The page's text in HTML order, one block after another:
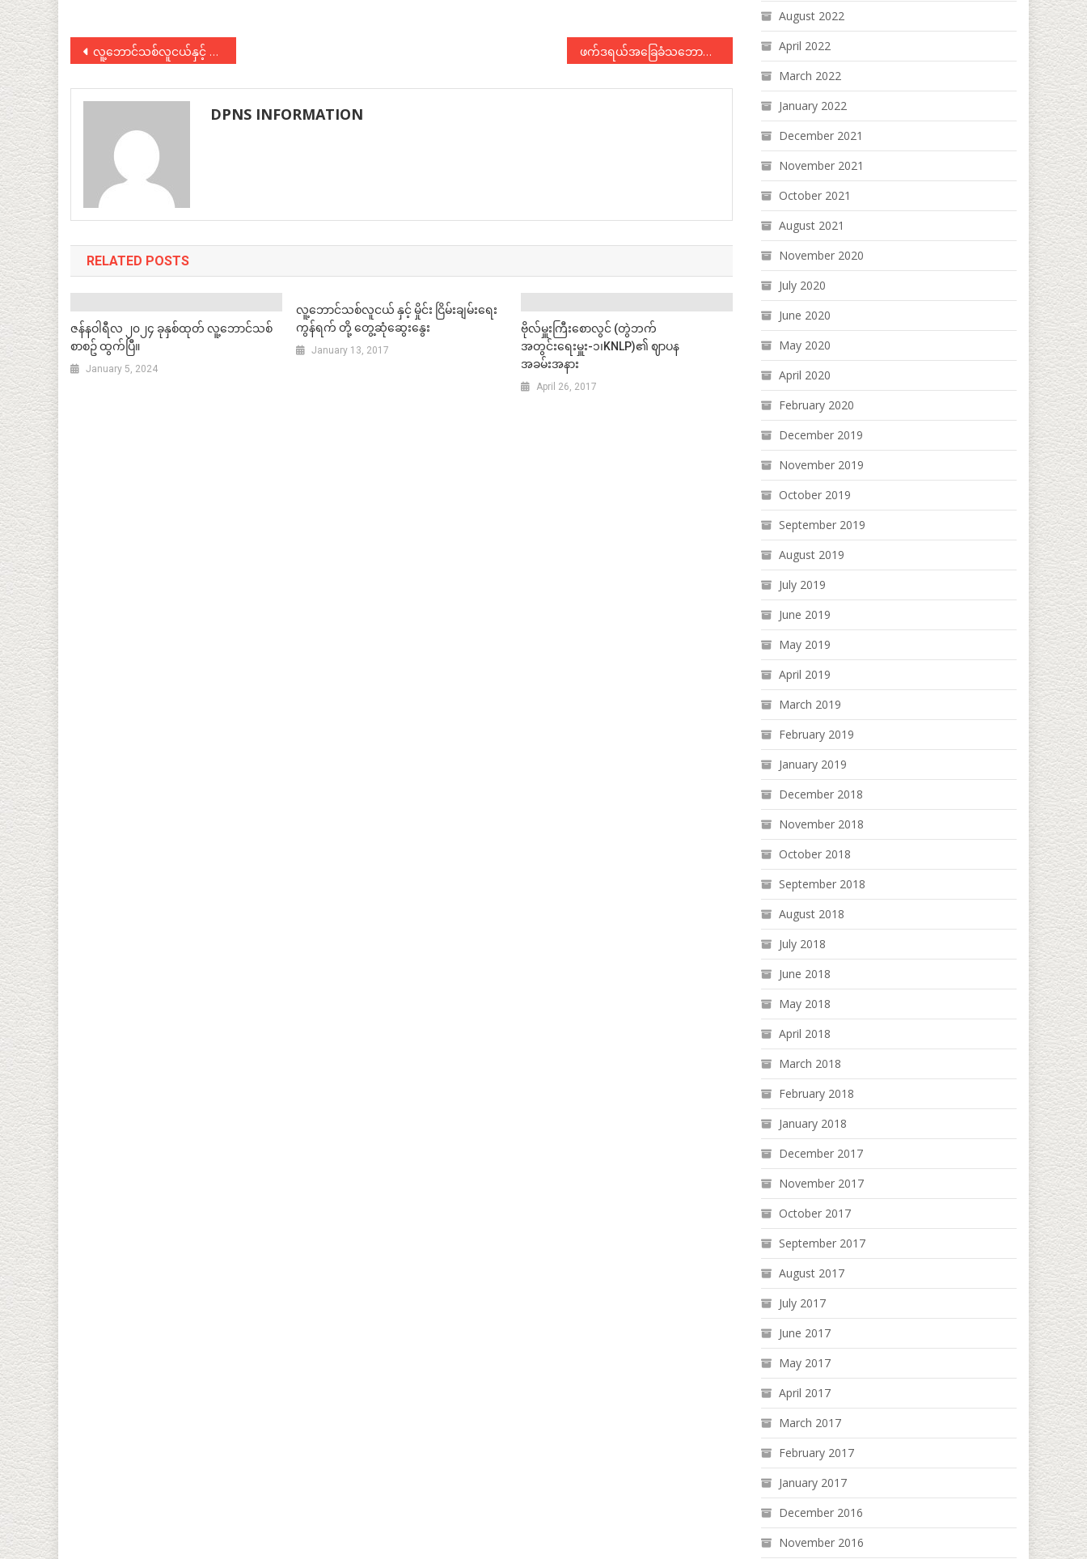
Post
navigation
လူ့ဘောင်သစ်လူငယ်နှင့် DPNS ပါတီမိတ်ဆက်ဆွေးနွေးပွဲ ဖက်ဒရယ်အခြေခံသဘောတရား ဆွေးနွေးပွဲပြုလုပ် (DVB သတင်းဖော်ပြချက်)
DPNS INFORMATION
RELATED POSTS
ဇန်နဝါရီလ ၂၀၂၄ ခုနှစ်ထုတ် လူ့ဘောင်သစ်
စာစဥ် ထွက်ပြီ။
January 5, 2024
လူ့ဘောင်သစ်လူငယ် နှင့် မှိုင်း ငြိမ်းချမ်းရေး
ကွန်ရက် တို့ တွေ့ဆုံဆွေးနွေး
January 13, 2017
ဗိုလ်မှူးကြီးစောလွင် (တွဲဘက်
အတွင်းရေးမှူး-၁၊KNLP)၏ ဈာပန
အခမ်းအနား
April 26, 2017
August 2022
April 2022
March 2022
January 2022
December 2021
November 2021
October 2021
August 2021
November 2020
July 2020
June 2020
May 2020
April 2020
February 2020
December 2019
November 2019
October 2019
September 2019
August 2019
July 2019
June 2019
May 2019
April 2019
March 2019
February 2019
January 2019
December 2018
November 2018
October 2018
September 2018
August 2018
July 2018
June 2018
May 2018
April 2018
March 2018
February 2018
January 2018
December 2017
November 2017
October 2017
September 2017
August 2017
July 2017
June 2017
May 2017
April 2017
March 2017
February 2017
January 2017
December 2016
November 2016